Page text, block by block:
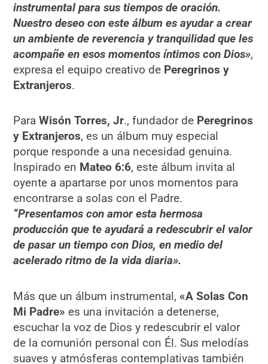
instrumental para sus tiempos de oración.
Nuestro deseo con este álbum es ayudar a crear
un ambiente de reverencia y tranquilidad que les
acompañe en esos momentos íntimos con Dios»,
expresa el equipo creativo de Peregrinos y
Extranjeros.
ParaWisón Torres, Jr., fundador de Peregrinos
y Extranjeros, es un álbum muy especial
porque responde a una necesidad genuina.
Inspirado en Mateo 6:6, este álbum invita al
oyente a apartarse por unos momentos para
encontrarse a solas con el Padre.
“Presentamos con amor esta hermosa
producción que te ayudará a redescubrir el valor
de pasar un tiempo con Dios, en medio del
acelerado ritmo de la vida diaria».
Más que un álbum instrumental, «A Solas Con
Mi Padre» es una invitación a detenerse,
escuchar la voz de Dios y redescubrir el valor
de la comunión personal con Él. Sus melodías
suaves y atmósferas contemplativas también